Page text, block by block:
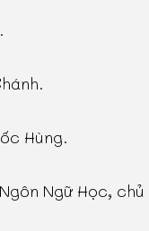
.
.
Hùng.
Ngữ Học, chủ